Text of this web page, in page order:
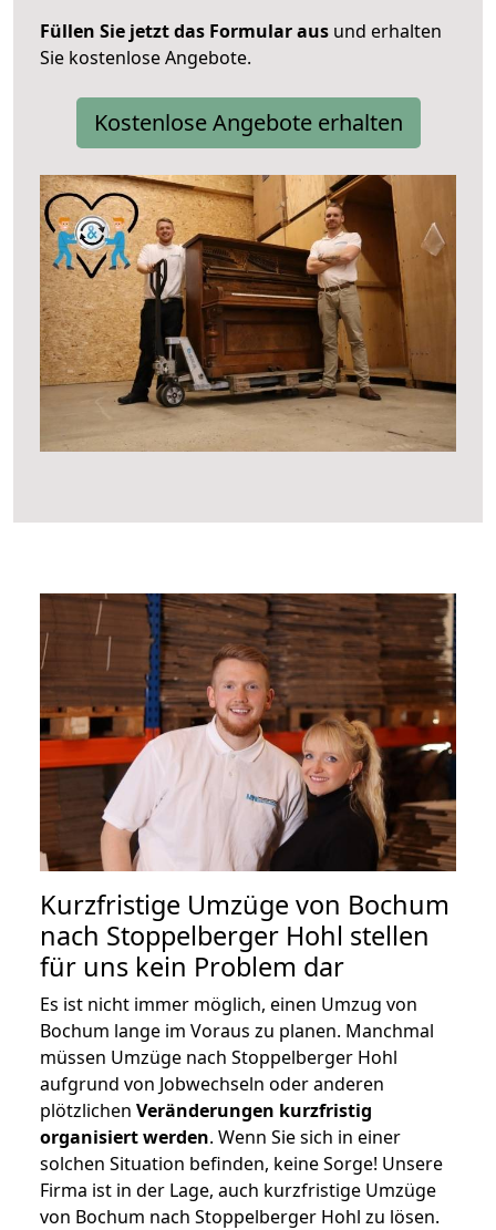
Füllen Sie jetzt das Formular aus und erhalten
Sie kostenlose Angebote.
Kostenlose Angebote erhalten
Kurzfristige Umzüge von Bochum
nach Stoppelberger Hohl stellen
für uns kein Problem dar
Es ist nicht immer möglich, einen Umzug von
Bochum lange im Voraus zu planen. Manchmal
müssen Umzüge nach Stoppelberger Hohl
aufgrund von Jobwechseln oder anderen
plötzlichen Veränderungen kurzfristig
organisiert werden. Wenn Sie sich in einer
solchen Situation befinden, keine Sorge! Unsere
Firma ist in der Lage, auch kurzfristige Umzüge
von Bochum nach Stoppelberger Hohl zu lösen.